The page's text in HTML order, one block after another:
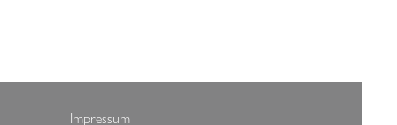
Impressum